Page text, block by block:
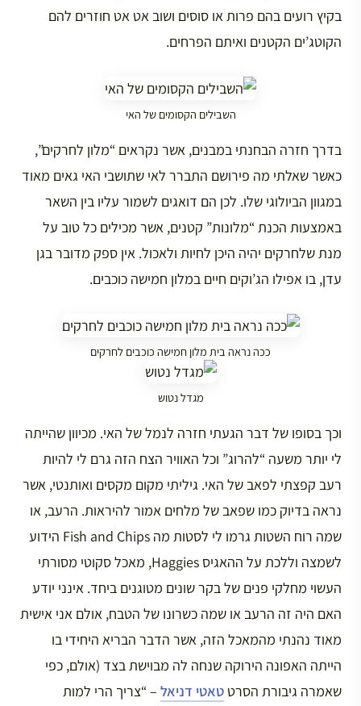
בקיץ רועים בהם פרות או סוסים ושוב אט אט חוזרים להם
הקוטג’ים הקטנים ואיתם הפרחים.
השבילים הקסומים של האי
בדרך חזרה הבחנתי במבנים, אשר נקראים “מלון לחרקים”,
כאשר שאלתי מה פירושם התברר לאי שתושבי האי גאים מאוד
במגוון הביולוגי שלו. לכן הם דואגים לשמור עליו בין השאר
באמצעות הכנת “מלונות” קטנים, אשר מכילים כל טוב על
מנת שלחרקים יהיה היכן לחיות ולאכול. אין ספק מדובר בגן
עדן, בו אפילו הג’וקים חיים במלון חמישה כוכבים.
ככה נראה בית מלון חמישה כוכבים לחרקים
מגדל נטוש
וכך בסופו של דבר הגעתי חזרה לנמל של האי. מכיוון שהייתה
לי יותר משעה “להרוג” וכל האוויר הצח הזה גרם לי להיות
רעב קפצתי לפאב של האי. גיליתי מקום מקסים ואותנטי, אשר
נראה בדיוק כמו שפאב של מלחים אמור להיראות. הרעב, או
שמה רוח השטות גרמו לי לסטות מה Fish and Chips הידוע
לשמצה וללכת על ההאגיס Haggies, מאכל סקוטי מסורתי
העשוי מחלקי פנים של בקר שונים מטוגנים ביחד. אינני יודע
האם היה זה הרעב או שמה כשרונו של הטבח, אולם אני אישית
מאוד נהנתי מהמאכל הזה, אשר הדבר הבריא היחידי בו
הייתה האפונה הירוקה שנחה לה מבוישת בצד (אולם, כפי
שאמרה גיבורת הסרט טאטי דניאל – “צריך הרי למות